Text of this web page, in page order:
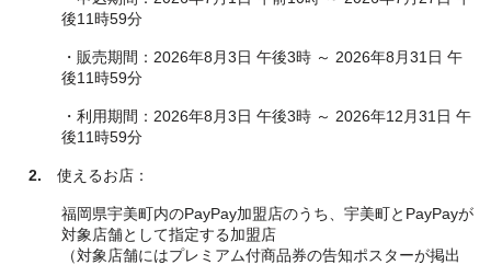
後11時59分
・販売期間：2026年8月3日 午後3時 ～ 2026年8月31日 午
後11時59分
・利用期間：2026年8月3日 午後3時 ～ 2026年12月31日 午
後11時59分
2. 使えるお店：
福岡県宇美町内のPayPay加盟店のうち、宇美町とPayPayが
対象店舗として指定する加盟店
（対象店舗にはプレミアム付商品券の告知ポスターが掲出